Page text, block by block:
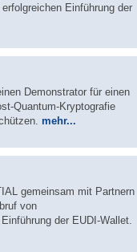
Einführung der
Demonstrator für einen
Quantum-Kryptografie
mehr...
gemeinsam mit Partnern
von
der EUDI-Wallet.